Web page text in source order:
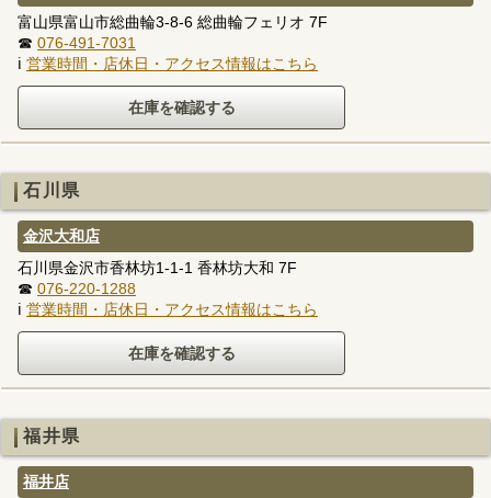
富山県富山市総曲輪3-8-6 総曲輪フェリオ 7F
☎ 076-491-7031
ℹ 営業時間・店休日・アクセス情報はこちら
石川県
金沢大和店
石川県金沢市香林坊1-1-1 香林坊大和 7F
☎ 076-220-1288
ℹ 営業時間・店休日・アクセス情報はこちら
福井県
福井店